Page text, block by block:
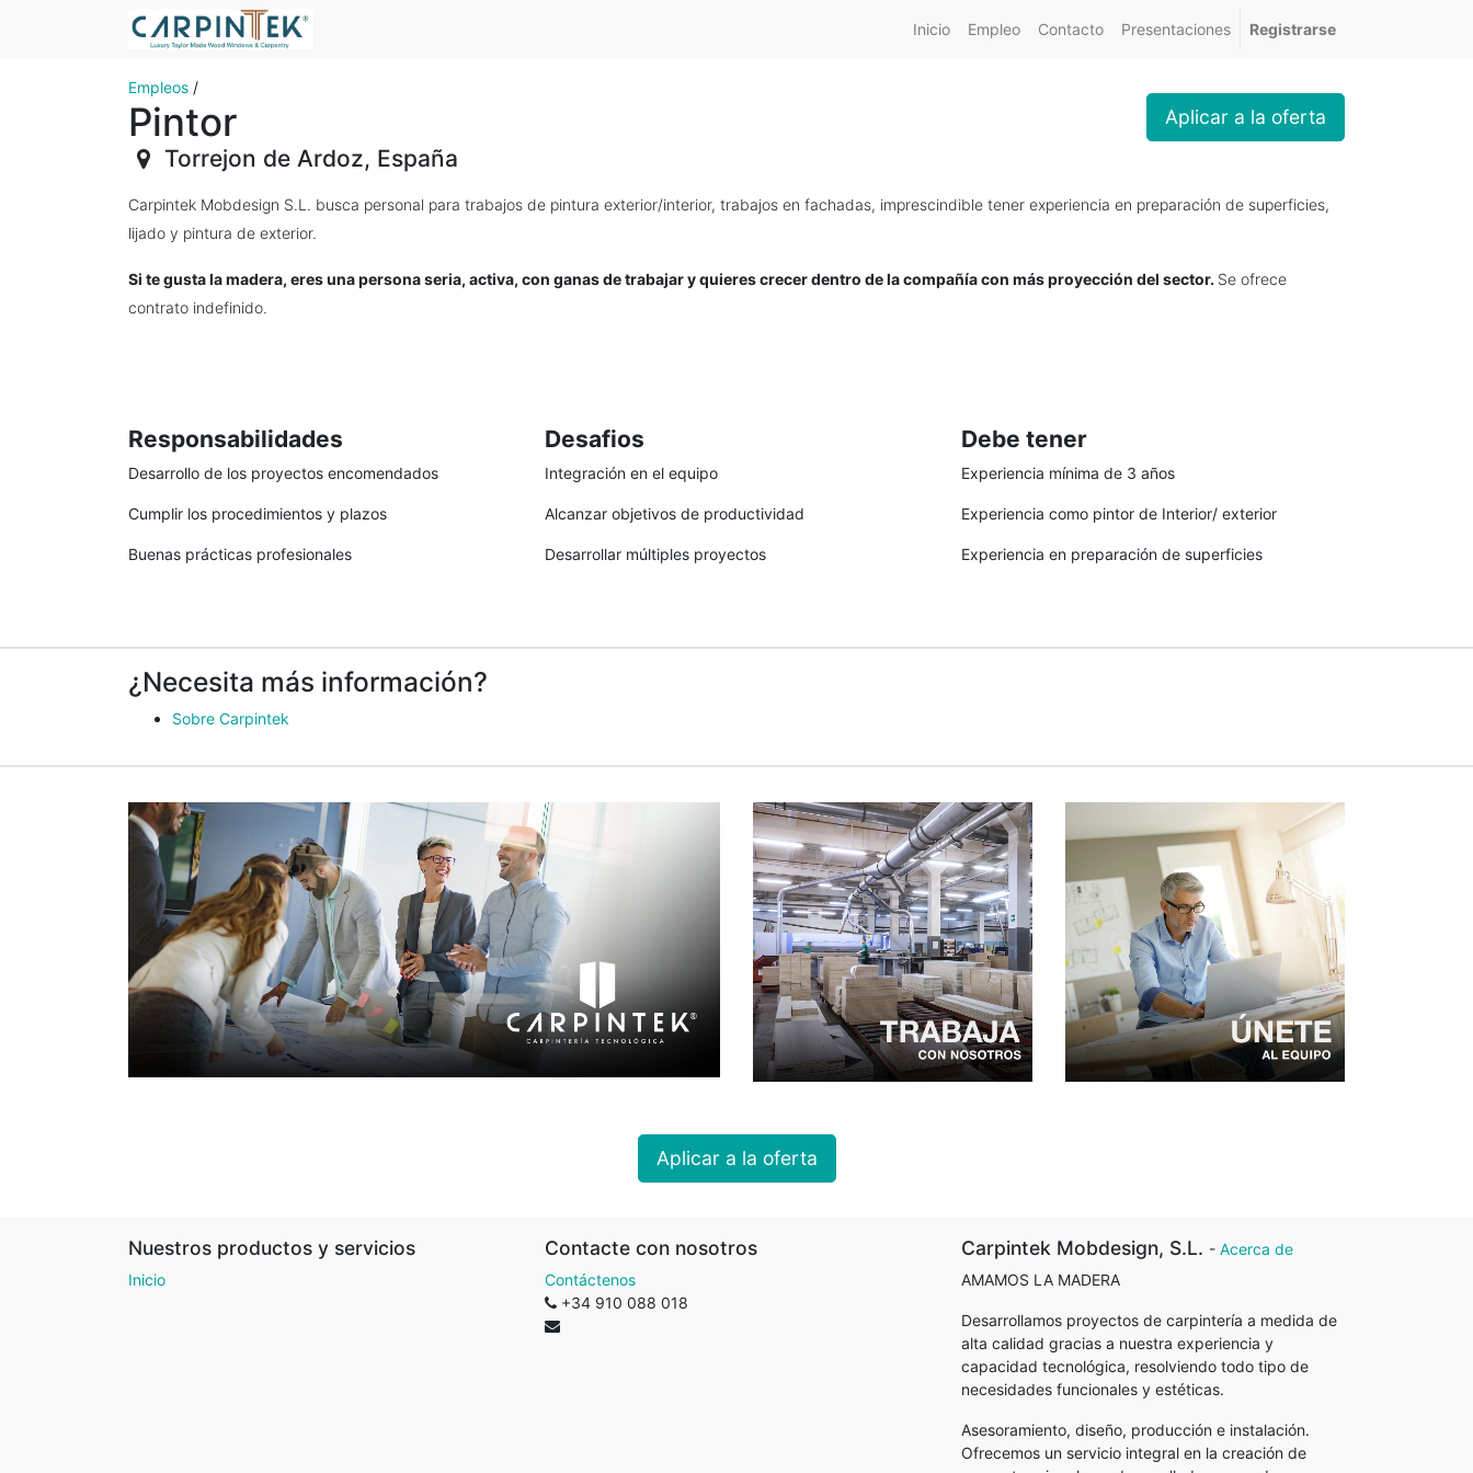
Inicio Empleo Contacto Presentaciones Registrarse
Aplicar a la oferta
Empleos /
Pintor
Torrejon de Ardoz, España
Carpintek Mobdesign S.L. busca personal para trabajos de pintura exterior/interior, trabajos en fachadas, imprescindible tener experiencia en preparación de superficies,
lijado y pintura de exterior.
Si te gusta la madera, eres una persona seria, activa, con ganas de trabajar y quieres crecer dentro de la compañía con más proyección del sector. Se ofrece
contrato indefinido.
Responsabilidades
Desarrollo de los proyectos encomendados
Cumplir los procedimientos y plazos
Buenas prácticas profesionales
Desafios
Integración en el equipo
Alcanzar objetivos de productividad
Desarrollar múltiples proyectos
Debe tener
Experiencia mínima de 3 años
Experiencia como pintor de Interior/ exterior
Experiencia en preparación de superficies
¿Necesita más información?
Sobre Carpintek
Aplicar a la oferta
Nuestros productos y servicios
Inicio
Contacte con nosotros
Contáctenos
+34 910 088 018
Carpintek Mobdesign, S.L. - Acerca de
AMAMOS LA MADERA
Desarrollamos proyectos de carpintería a medida de
alta calidad gracias a nuestra experiencia y
capacidad tecnológica, resolviendo todo tipo de
necesidades funcionales y estéticas.
Asesoramiento, diseño, producción e instalación.
Ofrecemos un servicio integral en la creación de